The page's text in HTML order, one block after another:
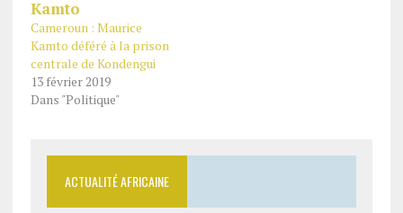
Cameroun : Maurice
Kamto déféré à la prison
centrale de Kondengui
13 février 2019
Dans "Politique"
ACTUALITÉ AFRICAINE